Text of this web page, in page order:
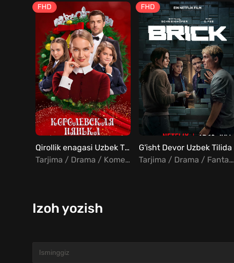
FHD
Qirollik enagasi Uzbek Tilida
Tarjima / Drama / Komediya / Melodrama
FHD
G'isht Devor Uzbek Tilida
Tarjima / Drama / Fantastika
Izoh yozish